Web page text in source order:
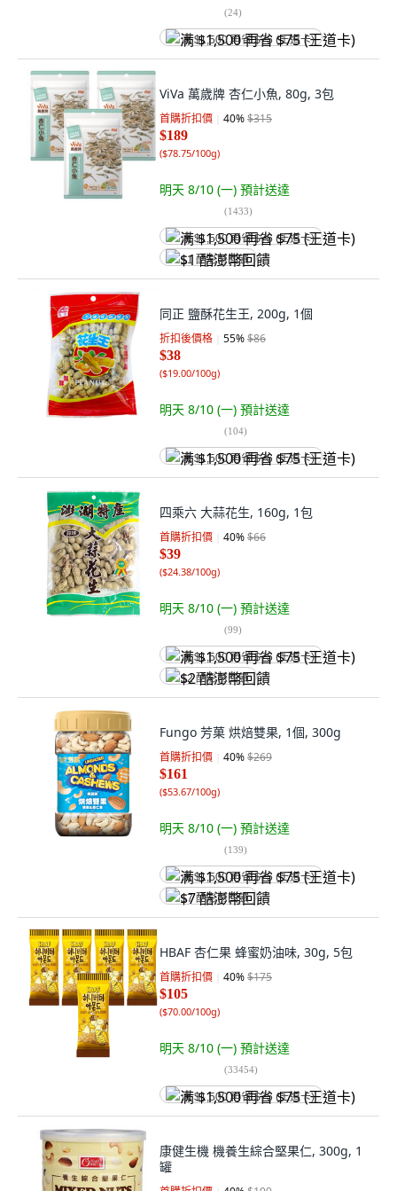
(24)
满 $1,500 再省 $75 (王道卡)
ViVa 萬歲牌 杏仁小魚, 80g, 3包
首購折扣價 40%$315
$189
($78.75/100g)
明天 8/10 (一) 預計送達
(1433)
满 $1,500 再省 $75 (王道卡)
$1 酷澎幣回饋
同正 鹽酥花生王, 200g, 1個
折扣後價格 55%$86
$38
($19.00/100g)
明天 8/10 (一) 預計送達
(104)
满 $1,500 再省 $75 (王道卡)
四乘六 大蒜花生, 160g, 1包
首購折扣價 40%$66
$39
($24.38/100g)
明天 8/10 (一) 預計送達
(99)
满 $1,500 再省 $75 (王道卡)
$2 酷澎幣回饋
Fungo 芳菓 烘焙雙果, 1個, 300g
首購折扣價 40%$269
$161
($53.67/100g)
明天 8/10 (一) 預計送達
(139)
满 $1,500 再省 $75 (王道卡)
$7 酷澎幣回饋
HBAF 杏仁果 蜂蜜奶油味, 30g, 5包
首購折扣價 40%$175
$105
($70.00/100g)
明天 8/10 (一) 預計送達
(33454)
满 $1,500 再省 $75 (王道卡)
康健生機 機養生綜合堅果仁, 300g, 1
罐